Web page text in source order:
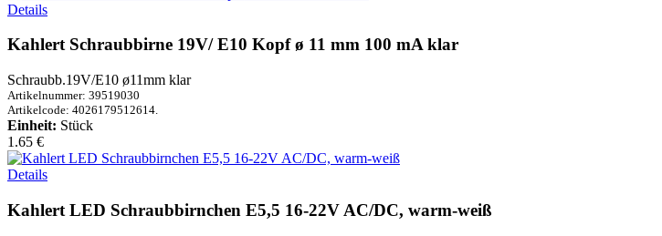
Details
Kahlert Schraubbirne 19V/ E10 Kopf ø 11 mm 100 mA klar
Schraubb.19V/E10 ø11mm klar
Artikelnummer: 39519030
Artikelcode: 4026179512614.
Einheit: Stück
1.65 €
Details
Kahlert LED Schraubbirnchen E5,5 16-22V AC/DC, warm-weiß